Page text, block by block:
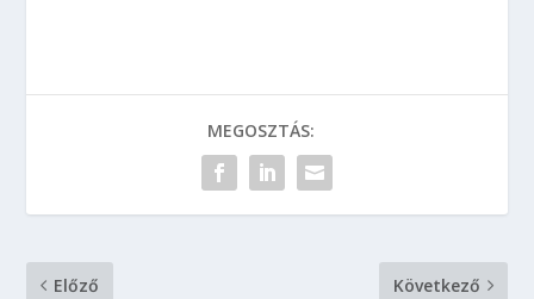
MEGOSZTÁS:
Előző Következő